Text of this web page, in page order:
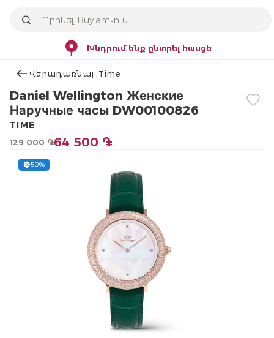
Խնդրում ենք ընտրել հասցե
Վերադառնալ Time
Daniel Wellington Женские
Наручные часы DW00100826
129 000 ֏64 500 ֏
TIME
50%